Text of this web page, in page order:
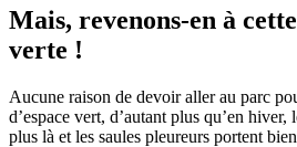
Mais, revenons-en à
verte !
Aucune raison de devoir aller au parc
d’espace vert, d’autant plus qu’en hiver,
plus là et les saules pleureurs portent